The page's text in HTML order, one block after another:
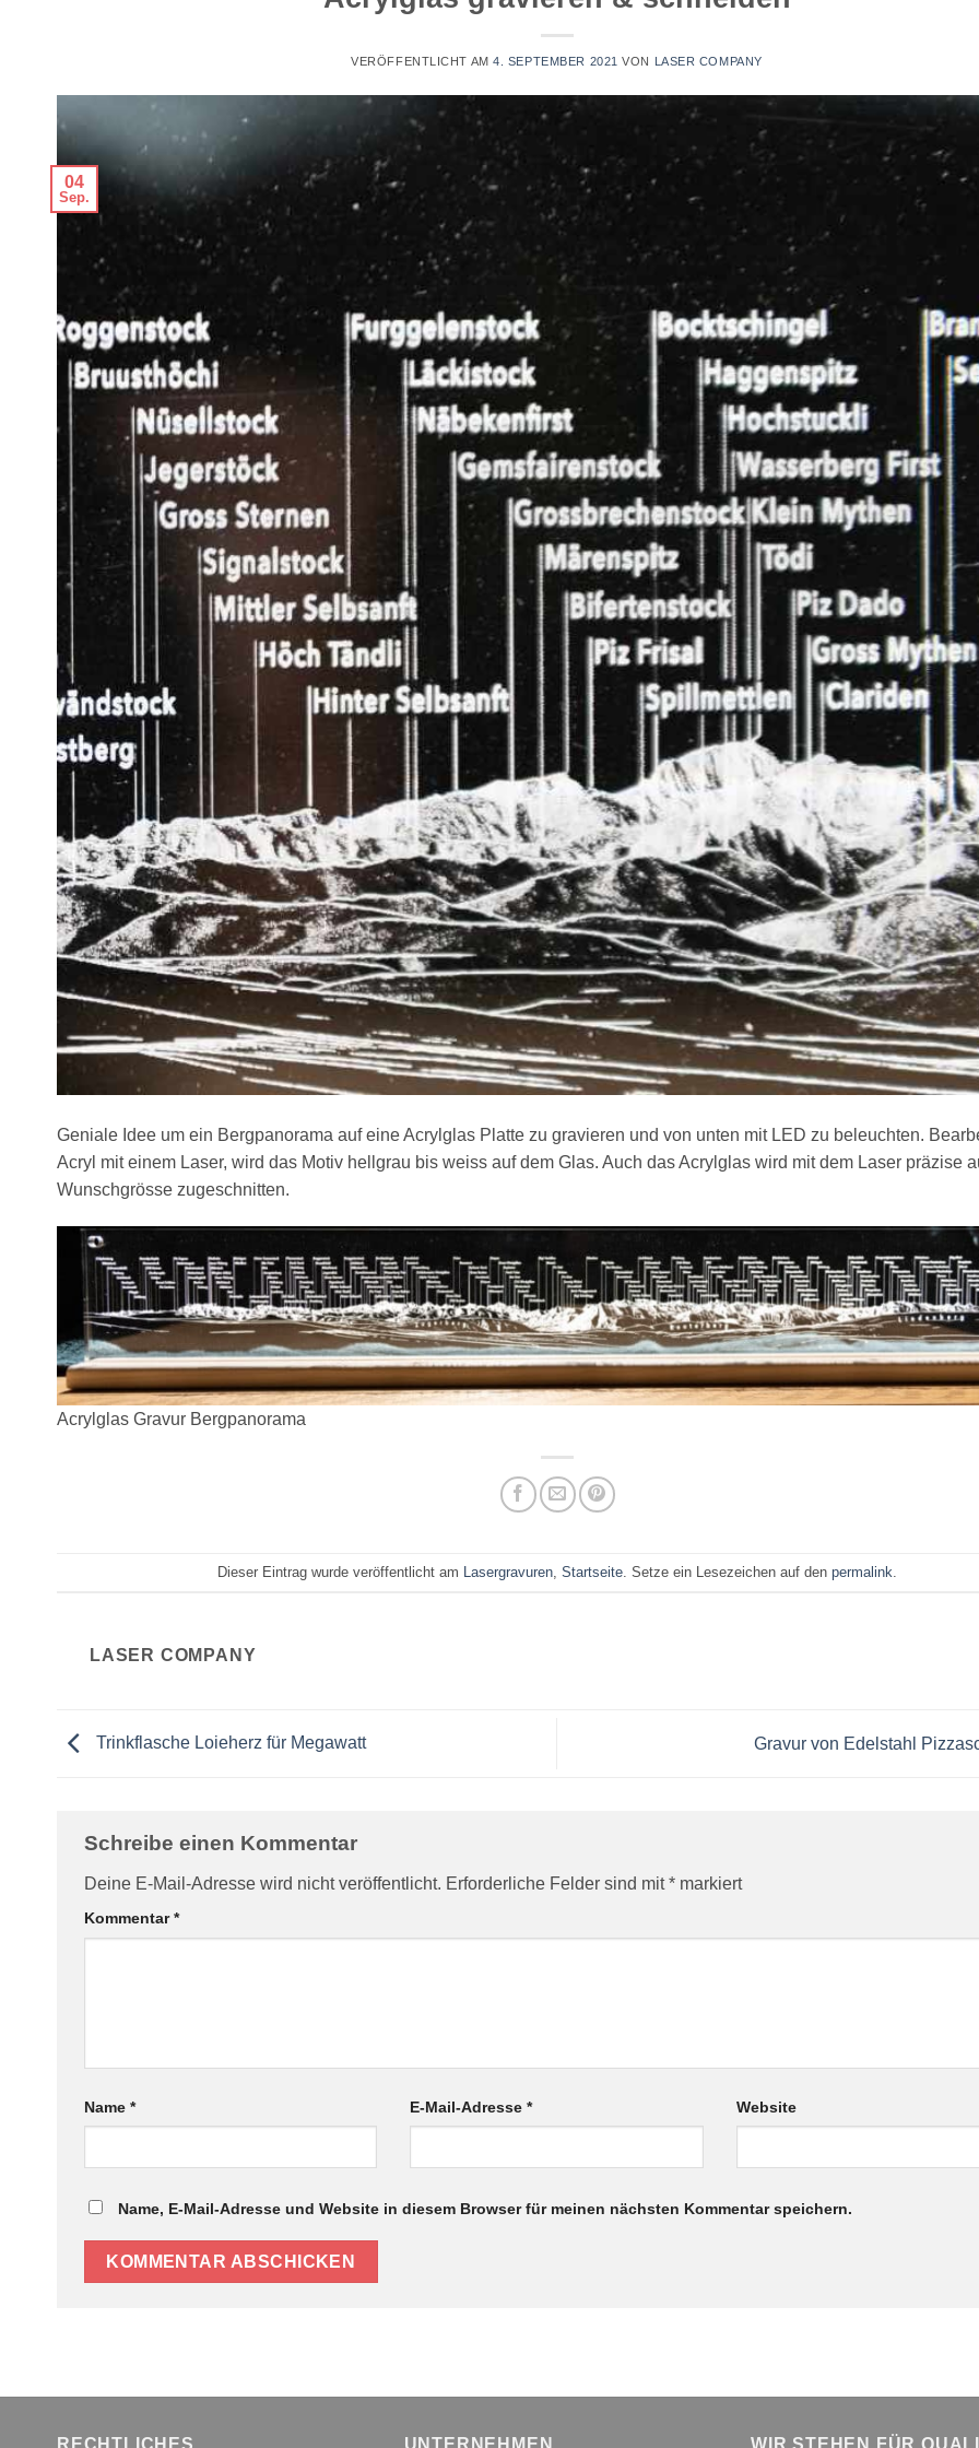
VERÖFFENTLICHT AM4. SEPTEMBER 2021 VON LASER COMPANY
04
Sep.
Geniale Idee um ein Bergpanorama auf eine Acrylglas Platte zu gravieren und von unten mit LED zu beleuchten.
Acryl mit einem Laser, wird das Motiv hellgrau bis weiss auf dem Glas. Auch das Acrylglas wird mit dem Laser präzise
Wunschgrösse zugeschnitten.
Acrylglas Gravur Bergpanorama
Dieser Eintrag wurde veröffentlicht am Lasergravuren, Startseite. Setze ein Lesezeichen auf den permalink
LASER COMPANY
Trinkflasche Loieherz für Megawatt Gravur von Edelstahl
Schreibe einen Kommentar
Deine E-Mail-Adresse wird nicht veröffentlicht. Erforderliche Felder sind mit* markiert
Kommentar*
Name * E-Mail-Adresse* Website
Name, E-Mail-Adresse und Website in diesem Browser für meinen nächsten Kommentar speichern.